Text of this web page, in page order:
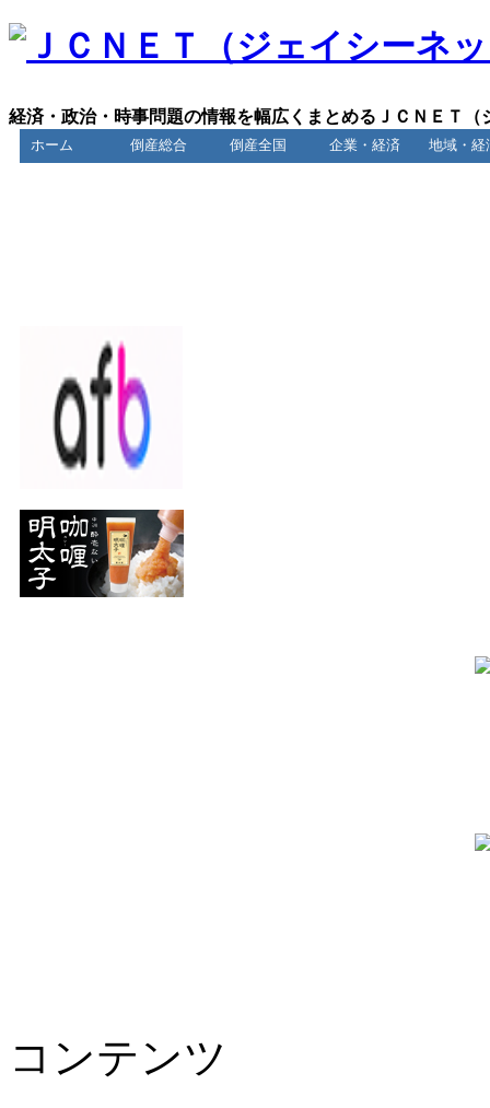
経済・政治・時事問題の情報を幅広くまとめるＪＣＮＥＴ（
ホーム 倒産総合 倒産全国 企業・経済 地域・経
コンテンツ